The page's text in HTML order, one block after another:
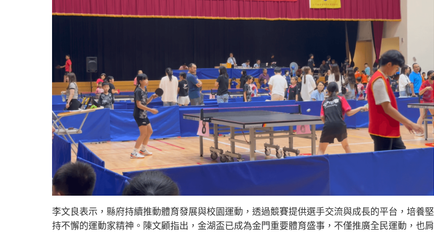
李文良表示，縣府持續推動體育發展與校園運動，透過競賽提供選手交流與成長的平台，培養堅
持不懈的運動家精神。陳文顧指出，金湖盃已成為金門重要體育盛事，不僅推廣全民運動，也肩